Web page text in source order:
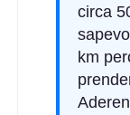
circa
km